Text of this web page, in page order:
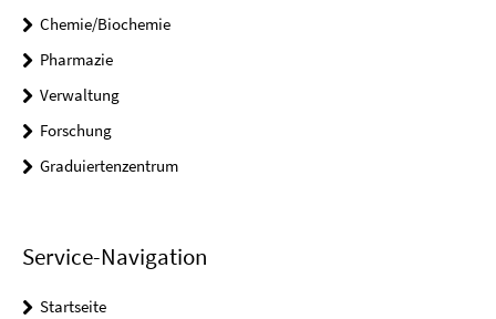
Chemie/Biochemie
Pharmazie
Verwaltung
Forschung
Graduiertenzentrum
Service-Navigation
Startseite